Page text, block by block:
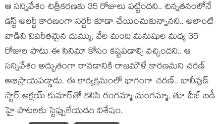
ఆ స‌న్నివేశం చిత్రీక‌ర‌ణ‌కు 35 రోజులు ప‌ట్టింద‌ని.. చిన్న‌త‌నంలోనే
డ‌స్ట్ అల‌ర్జీ కార‌ణంగా స‌ర్జ‌రీ కూడా చేయించుకున్నాన‌ని.. అలాంటి
వాడిని విప‌రీత‌మైన దుమ్ము, వేల మంది మ‌నుషుల మ‌ధ్య 35
రోజుల పాటు ఈ సినిమా కోసం క‌ష్ట‌ప‌డాల్సి వ‌చ్చింద‌ని.. ఆ
స‌న్నివేశం అద్భుతంగా రావ‌డానికి రాజ‌మౌళే కార‌ణ‌మ‌ని చ‌ర‌ణ్
అభిప్రాయ‌ప‌డ్డాడు. ఈ కార్య‌క్ర‌మంలో భాగంగా చ‌ర‌ణ్.. బాలీవుడ్
స్టార్ అక్ష‌య్ కుమార్‌తో క‌లిసి రంగ‌మ్మా మంగ‌మ్మా, తూ చీజ్ బ‌డీ
హై పాట‌ల‌కు స్టెప్పులేయ‌డం విశేషం.